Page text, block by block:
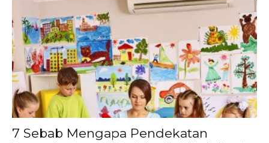
7 Sebab Mengapa Pendekatan